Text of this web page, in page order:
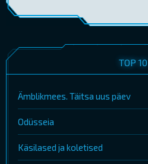
TOP 10
Ämblikmees. Täitsa uus päev
Odüsseia
Käsilased ja koletised